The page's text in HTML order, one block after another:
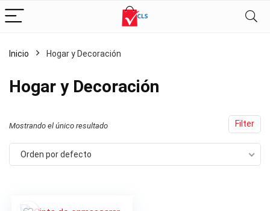
Inicio Hogar y Decoración
Hogar y Decoración
Filter
Mostrando el único resultado
Orden por defecto